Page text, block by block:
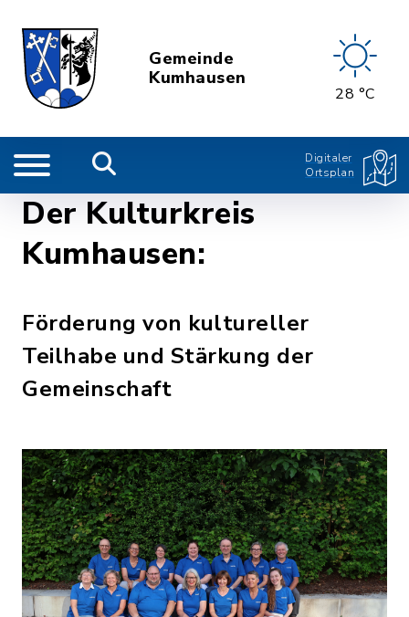
Gemeinde
Kumhausen
28 °C
Digitaler
Ortsplan
Der Kulturkreis
Kumhausen:
Förderung von kultureller
Teilhabe und Stärkung der
Gemeinschaft